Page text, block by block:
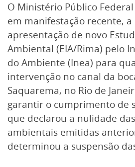
O Ministério Público
em manifestação recente, a
apresentação de novo
Ambiental (EIA/Rima) pelo
do Ambiente (Inea) para
intervenção no canal da
Saquarema, no Rio de
garantir o cumprimento de
que declarou a nulidade
ambientais emitidas
determinou a suspensão